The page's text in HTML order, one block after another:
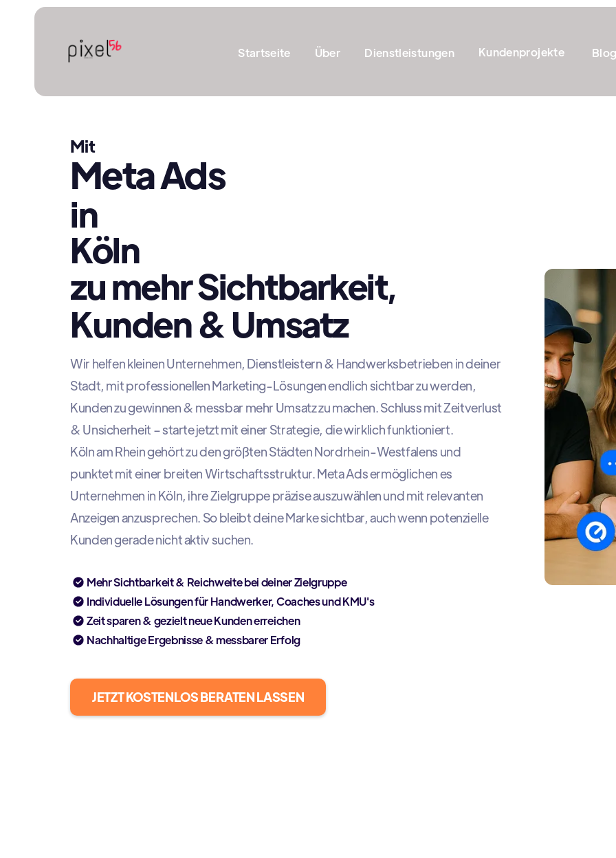
Startseite Über Dienstleistungen Kundenprojekte
Mit
Meta Ads
in
Köln
zu mehr Sichtbarkeit,
Kunden & Umsatz
Wir helfen kleinen Unternehmen, Dienstleistern & Handwerksbetrieben in deiner
Stadt, mit professionellen Marketing-Lösungen endlich sichtbar zu werden,
Kunden zu gewinnen & messbar mehr Umsatz zu machen. Schluss mit Zeitverlust
& Unsicherheit – starte jetzt mit einer Strategie, die wirklich funktioniert.
Köln am Rhein gehört zu den größten Städten Nordrhein-Westfalens und
punktet mit einer breiten Wirtschaftsstruktur. Meta Ads ermöglichen es
Unternehmen in Köln, ihre Zielgruppe präzise auszuwählen und mit relevanten
Anzeigen anzusprechen. So bleibt deine Marke sichtbar, auch wenn potenzielle
Kunden gerade nicht aktiv suchen.
Mehr Sichtbarkeit & Reichweite bei deiner Zielgruppe
Individuelle Lösungen für Handwerker, Coaches und KMU's
Zeit sparen & gezielt neue Kunden erreichen
Nachhaltige Ergebnisse & messbarer Erfolg
JETZT KOSTENLOS BERATEN LASSEN